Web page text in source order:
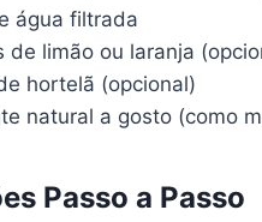
água filtrada
de limão ou laranja
hortelã (opcional)
natural a gosto (como
Passo a Passo